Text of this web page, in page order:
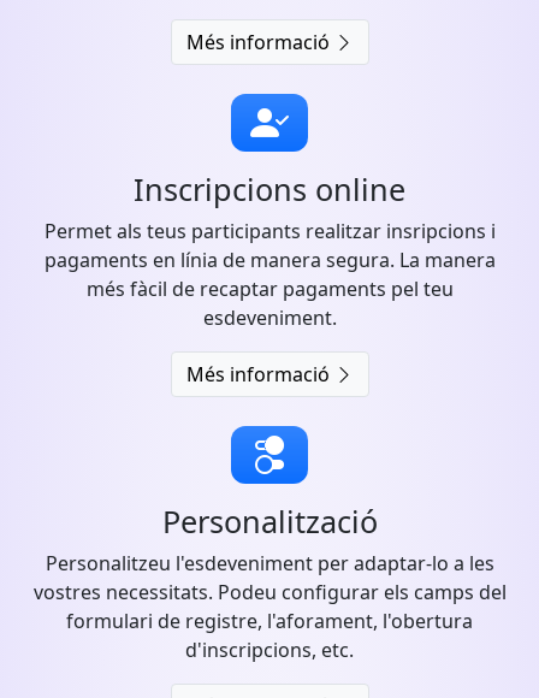
Més informació
Inscripcions online
Permet als teus participants realitzar insripcions i
pagaments en línia de manera segura. La manera
més fàcil de recaptar pagaments pel teu
esdeveniment.
Més informació
Personalització
Personalitzeu l'esdeveniment per adaptar-lo a les
vostres necessitats. Podeu configurar els camps del
formulari de registre, l'aforament, l'obertura
d'inscripcions, etc.